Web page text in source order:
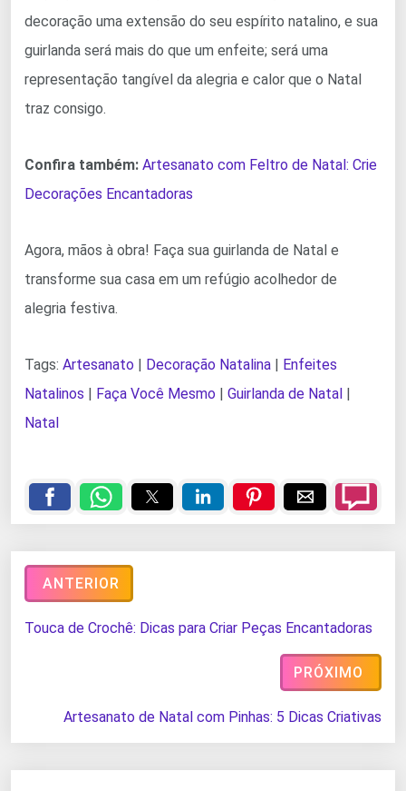
decoração uma extensão do seu espírito natalino, e sua
guirlanda será mais do que um enfeite; será uma
representação tangível da alegria e calor que o Natal
traz consigo.
Confira também: Artesanato com Feltro de Natal: Crie
Decorações Encantadoras
Agora, mãos à obra! Faça sua guirlanda de Natal e
transforme sua casa em um refúgio acolhedor de
alegria festiva.
Tags: Artesanato Decoração Natalina
Enfeites
Natalinos
Faça Você Mesmo Guirlanda de Natal
Natal
ANTERIOR
Touca de Crochê: Dicas para Criar Peças Encantadoras
PRÓXIMO
Artesanato de Natal com Pinhas: 5 Dicas Criativas